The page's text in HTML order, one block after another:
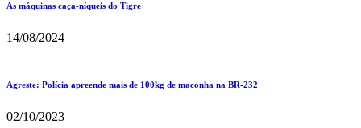
As máquinas caça-níqueis do Tigre
14/08/2024
Agreste: Polícia apreende mais de 100kg de maconha na BR-232
02/10/2023